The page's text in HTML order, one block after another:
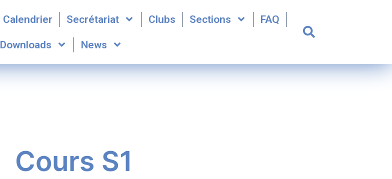
Calendrier Secrétariat Clubs Sections FAQ
Downloads News
Cours S1